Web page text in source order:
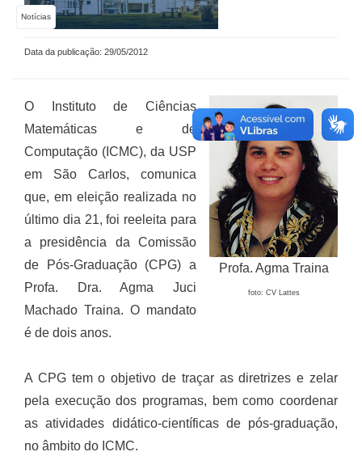
Notícias
Data da publicação: 29/05/2012
Profa. Agma Traina
foto: CV Lattes
O Instituto de Ciências
Matemáticas e de
Computação (ICMC), da USP
em São Carlos, comunica
que, em eleição realizada no
último dia 21, foi reeleita para
a presidência da Comissão
de Pós-Graduação (CPG) a
Profa. Dra. Agma Juci
Machado Traina. O mandato
é de dois anos.
A CPG tem o objetivo de traçar as diretrizes e zelar
pela execução dos programas, bem como coordenar
as atividades didático-científicas de pós-graduação,
no âmbito do ICMC.